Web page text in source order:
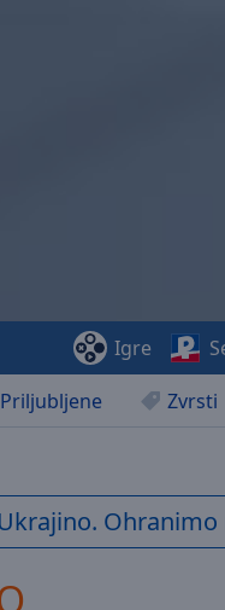
Priljubljene Zvrsti
Igre
Ohranimo